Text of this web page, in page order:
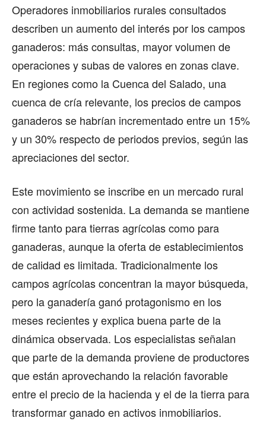
Operadores inmobiliarios rurales consultados
describen un aumento del interés por los campos
ganaderos: más consultas, mayor volumen de
operaciones y subas de valores en zonas clave.
En regiones como la Cuenca del Salado, una
cuenca de cría relevante, los precios de campos
ganaderos se habrían incrementado entre un 15%
y un 30% respecto de periodos previos, según las
apreciaciones del sector.
Este movimiento se inscribe en un mercado rural
con actividad sostenida. La demanda se mantiene
firme tanto para tierras agrícolas como para
ganaderas, aunque la oferta de establecimientos
de calidad es limitada. Tradicionalmente los
campos agrícolas concentran la mayor búsqueda,
pero la ganadería ganó protagonismo en los
meses recientes y explica buena parte de la
dinámica observada. Los especialistas señalan
que parte de la demanda proviene de productores
que están aprovechando la relación favorable
entre el precio de la hacienda y el de la tierra para
transformar ganado en activos inmobiliarios.